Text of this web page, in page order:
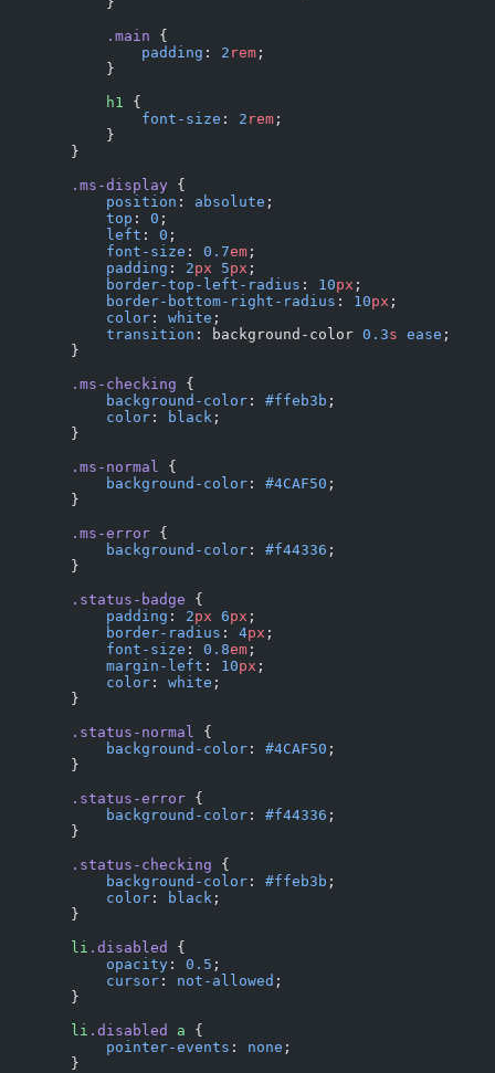
            .main
{
                padding
: 2 rem ;
            }
            h1
{
                font-size
: 2 rem ;
            }
        }
        .ms-display
{
            position
: absolute ;
            top
: 0 ;
            left
: 0 ;
            font-size
: 0.7em ;
            padding
: 2px 5px ;
            border-top-left-radius
: 10px ;
            border-bottom-right-radius
: 10px ;
            color
: white ;
            transition
: background-color 0.3s ease ;
        }
        .ms-checking
{
            background-color
: #ffeb3b ;
            color
: black ;
        }
        .ms-normal
{
            background-color
: #4CAF50 ;
        }
        .ms-error
{
            background-color
: #f44336 ;
        }
        .status-badge
{
            padding
: 2px 6px ;
            border-radius
: 4px ;
            font-size
: 0.8em ;
            margin-left
: 10px ;
            color
: white ;
        }
        .status-normal
{
            background-color
: #4CAF50 ;
        }
        .status-error
{
            background-color
: #f44336 ;
        }
        .status-checking
{
            background-color
: #ffeb3b ;
            color
: black ;
        }
        li
.disabled
{
            opacity
: 0.5 ;
            cursor
: not-allowed ;
        }
        li
.disabled a {
            pointer-events
: none ;
        }